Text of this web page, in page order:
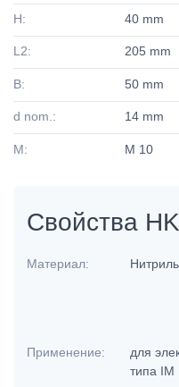
H: 40 mm
L2: 205 mm
B: 50 mm
d nom.: 14 mm
M: M 10
Свойства
Материал:
Применение:
для
типа IM